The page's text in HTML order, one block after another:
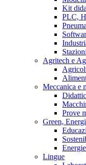
Kit
PLC,
Agritech e
Meccanica e
Prove
Green,
Lingue